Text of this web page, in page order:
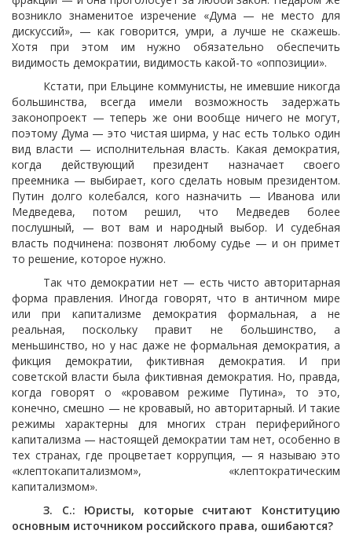
возникло знаменитое изречение «Дума — не место для
дискуссий», — как говорится, умри, а лучше не скажешь.
Хотя при этом им нужно обязательно обеспечить
видимость демократии, видимость какой-то «оппозиции».
Кстати, при Ельцине коммунисты, не имевшие никогда
большинства, всегда имели возможность задержать
законопроект — теперь же они вообще ничего не могут,
поэтому Дума — это чистая ширма, у нас есть только один
вид власти — исполнительная власть. Какая демократия,
когда действующий президент назначает своего
преемника — выбирает, кого сделать новым президентом.
Путин долго колебался, кого назначить — Иванова или
Медведева, потом решил, что Медведев более
послушный, — вот вам и народный выбор. И судебная
власть подчинена: позвонят любому судье — и он примет
то решение, которое нужно.
Так что демократии нет — есть чисто авторитарная
форма правления. Иногда говорят, что в античном мире
или при капитализме демократия формальная, а не
реальная, поскольку правит не большинство, а
меньшинство, но у нас даже не формальная демократия, а
фикция демократии, фиктивная демократия. И при
советской власти была фиктивная демократия. Но, правда,
когда говорят о «кровавом режиме Путина», то это,
конечно, смешно — не кровавый, но авторитарный. И такие
режимы характерны для многих стран периферийного
капитализма — настоящей демократии там нет, особенно в
тех странах, где процветает коррупция, — я называю это
«клептокапитализмом», «клептократическим
капитализмом».
З. С.: Юристы, которые считают Конституцию
основным источником российского права, ошибаются?